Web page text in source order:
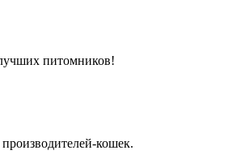
питомников!
кошек.